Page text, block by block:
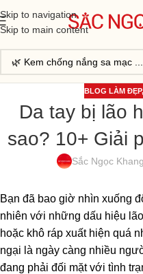
Skip to navigation
Skip to main content
BLOG LÀM ĐẸP,
Da tay bị lão
sao? 10+ Giải
Sắc Ngọc Khang
Bạn đã bao giờ nhìn xuống
nhiên với những dấu hiệu
hoặc khô ráp xuất hiện quá
ngại là ngày càng nhiều
đang phải đối mặt với tình